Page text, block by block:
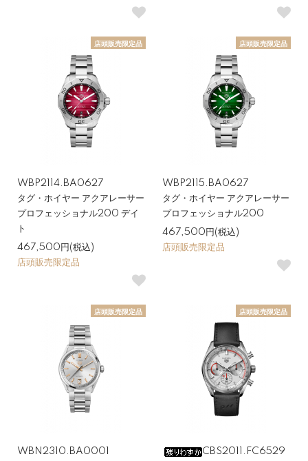
店頭販売限定品
WBP2114.BA0627
タグ・ホイヤー アクアレーサー
プロフェッショナル200 デイ
ト
467,500円(税込)
店頭販売限定品
店頭販売限定品
WBP2115.BA0627
タグ・ホイヤー アクアレーサー
プロフェッショナル200
467,500円(税込)
店頭販売限定品
店頭販売限定品
WBN2310.BA0001
店頭販売限定品
CBS2011.FC6529